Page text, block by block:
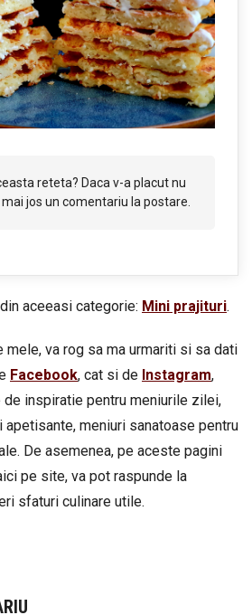
reteta? Daca v-a placut nu
jos un comentariu la postare.
aceeasi categorie: Mini prajituri.
mele, va rog sa ma urmariti si sa dati
Facebook, cat si de Instagram,
inspiratie pentru meniurile zilei,
meniuri sanatoase pentru
De asemenea, pe aceste pagini
pe site, va pot raspunde la
sfaturi culinare utile.